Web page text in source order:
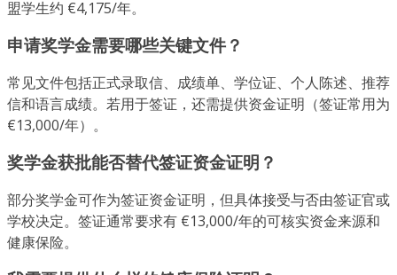
盟学生约 €4,175/年。
申请奖学金需要哪些关键文件？
常见文件包括正式录取信、成绩单、学位证、个人陈述、推荐
信和语言成绩。若用于签证，还需提供资金证明（签证常用为
€13,000/年）。
奖学金获批能否替代签证资金证明？
部分奖学金可作为签证资金证明，但具体接受与否由签证官或
学校决定。签证通常要求有 €13,000/年的可核实资金来源和
健康保险。